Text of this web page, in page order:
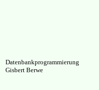
Datenbankprogrammierung
Gisbert Berwe